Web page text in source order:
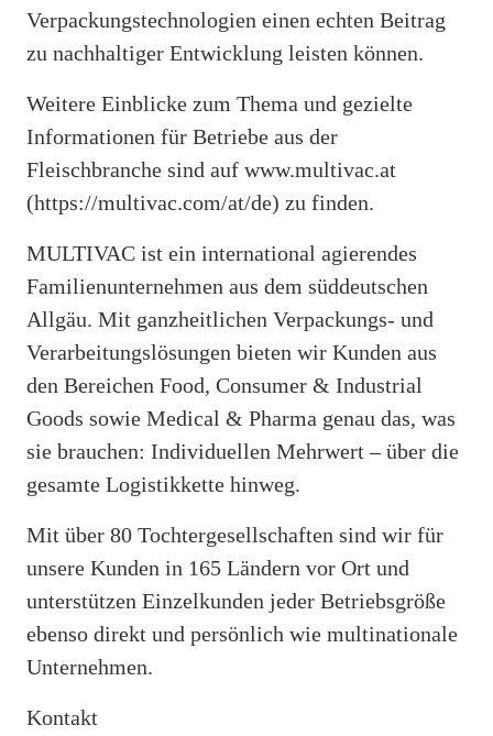
Verpackungstechnologien einen echten Beitrag
zu nachhaltiger Entwicklung leisten können.
Weitere Einblicke zum Thema und gezielte
Informationen für Betriebe aus der
Fleischbranche sind auf www.multivac.at
(https://multivac.com/at/de) zu finden.
MULTIVAC ist ein international agierendes
Familienunternehmen aus dem süddeutschen
Allgäu. Mit ganzheitlichen Verpackungs- und
Verarbeitungslösungen bieten wir Kunden aus
den Bereichen Food, Consumer & Industrial
Goods sowie Medical & Pharma genau das, was
sie brauchen: Individuellen Mehrwert – über die
gesamte Logistikkette hinweg.
Mit über 80 Tochtergesellschaften sind wir für
unsere Kunden in 165 Ländern vor Ort und
unterstützen Einzelkunden jeder Betriebsgröße
ebenso direkt und persönlich wie multinationale
Unternehmen.
Kontakt